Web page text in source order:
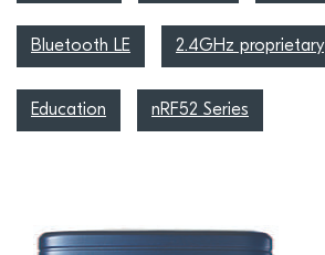
Bluetooth LE 2.4GHz proprietary
Education nRF52 Series